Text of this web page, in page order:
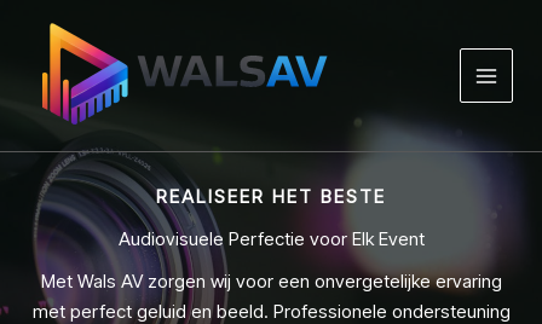
inhoud
REALISEER HET BESTE
Audiovisuele Perfectie voor Elk Event
Met Wals AV zorgen wij voor een onvergetelijke ervaring
met perfect geluid en beeld. Professionele ondersteuning